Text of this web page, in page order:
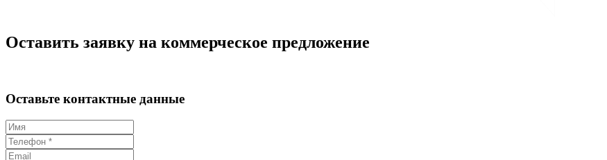
Оставить заявку на коммерческое предложение
Оставьте контактные данные